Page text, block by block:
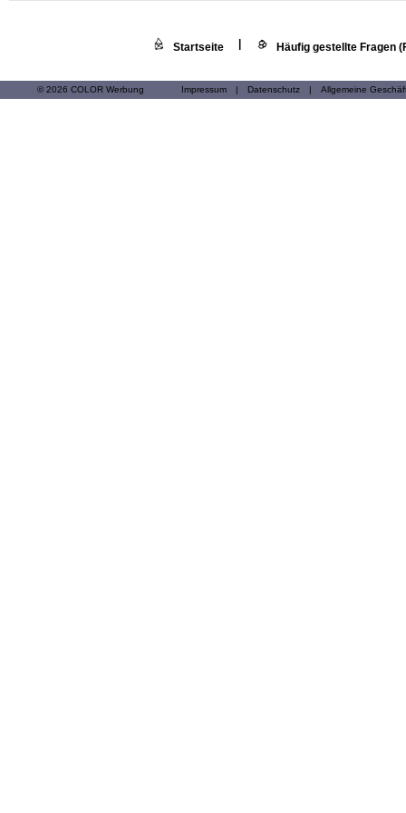
Startseite Häufig gestellte Fragen
© 2026 COLOR Werbung Impressum | Datenschutz | Allgemeine